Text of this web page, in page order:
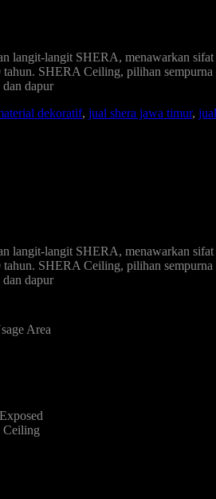
langit-langit SHERA, menawarkan
SHERA Ceiling, pilihan
dan dapur
dekoratif, jual shera jawa timur,
langit-langit SHERA, menawarkan
SHERA Ceiling, pilihan
dan dapur
Area
Exposed
Ceiling